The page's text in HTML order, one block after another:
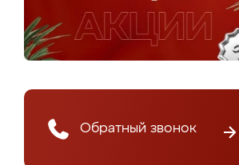
Обратный звонок